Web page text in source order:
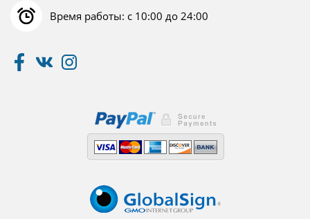
Время работы: с 10:00 до 24:00